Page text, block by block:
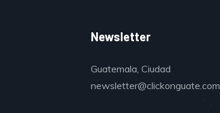
Newsletter
Guatemala, Ciudad
newsletter@clickonguate.com